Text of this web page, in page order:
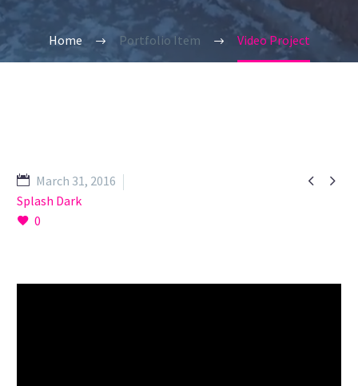
Home Portfolio Item Video Project
 
March 31, 2016
Splash Dark
0